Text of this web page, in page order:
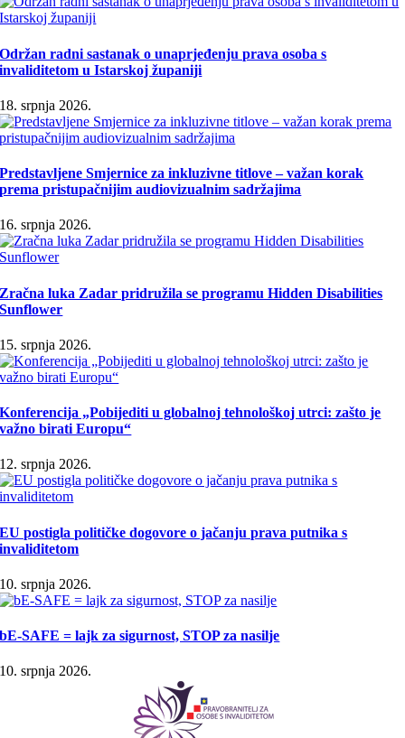
Održan radni sastanak o unaprjeđenju prava osoba s
invaliditetom u Istarskoj županiji
18. srpnja 2026.
Predstavljene Smjernice za inkluzivne titlove – važan korak
prema pristupačnijim audiovizualnim sadržajima
16. srpnja 2026.
Zračna luka Zadar pridružila se programu Hidden Disabilities
Sunflower
15. srpnja 2026.
Konferencija „Pobijediti u globalnoj tehnološkoj utrci: zašto je
važno birati Europu“
12. srpnja 2026.
EU postigla političke dogovore o jačanju prava putnika s
invaliditetom
10. srpnja 2026.
bE-SAFE = lajk za sigurnost, STOP za nasilje
10. srpnja 2026.